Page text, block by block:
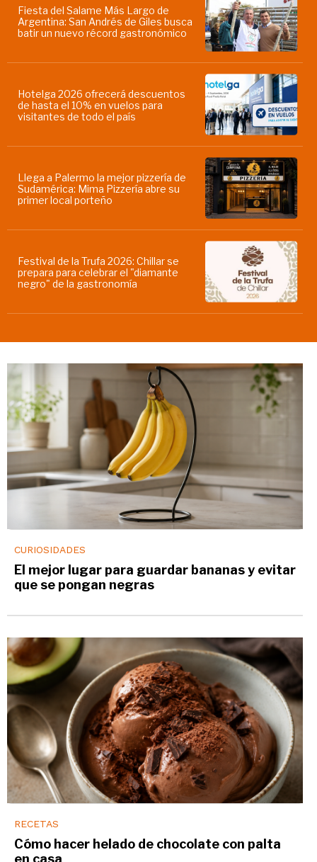
Fiesta del Salame Más Largo de
Argentina: San Andrés de Giles busca
batir un nuevo récord gastronómico
Hotelga 2026 ofrecerá descuentos
de hasta el 10% en vuelos para
visitantes de todo el país
Llega a Palermo la mejor pizzería de
Sudamérica: Mima Pizzería abre su
primer local porteño
Festival de la Trufa 2026: Chillar se
prepara para celebrar el "diamante
negro" de la gastronomía
CURIOSIDADES
El mejor lugar para guardar bananas y evitar
que se pongan negras
RECETAS
Cómo hacer helado de chocolate con palta
en casa